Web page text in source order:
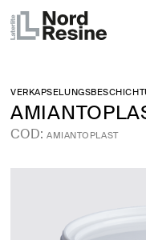
Produkte-
BEHANDLUNG-
COD: AMIANTOPLAST